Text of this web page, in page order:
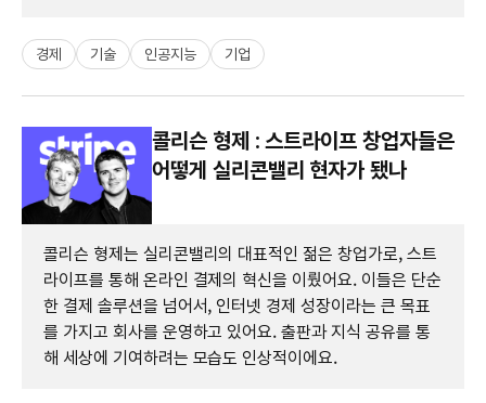
경제 기술 인공지능 기업
콜리슨 형제 : 스트라이프 창업자들은
어떻게 실리콘밸리 현자가 됐나
콜리슨 형제는 실리콘밸리의 대표적인 젊은 창업가로, 스트
라이프를 통해 온라인 결제의 혁신을 이뤘어요. 이들은 단순
한 결제 솔루션을 넘어서, 인터넷 경제 성장이라는 큰 목표
를 가지고 회사를 운영하고 있어요. 출판과 지식 공유를 통
해 세상에 기여하려는 모습도 인상적이에요.